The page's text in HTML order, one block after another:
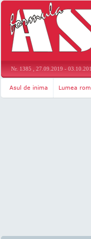
Nr. 1385 , 27.09.2019 -
Asul de inima Lumea